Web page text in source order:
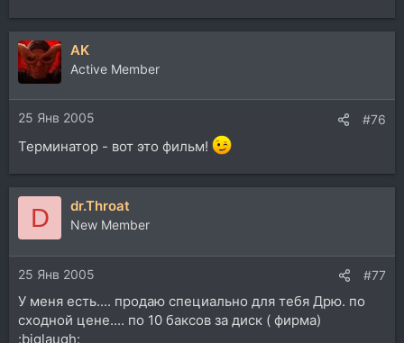
AK
Active Member
25 Янв 2005 #76
Терминатор - вот это фильм!
D dr.Throat
New Member
25 Янв 2005 #77
У меня есть.... продаю специально для тебя Дрю. по
сходной цене.... по 10 баксов за диск ( фирма)
:biglaugh: